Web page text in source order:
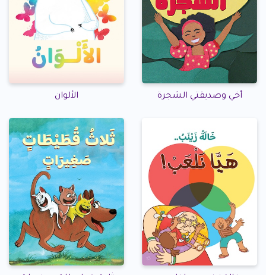
أخي وصديقتي الشجرة الألوان